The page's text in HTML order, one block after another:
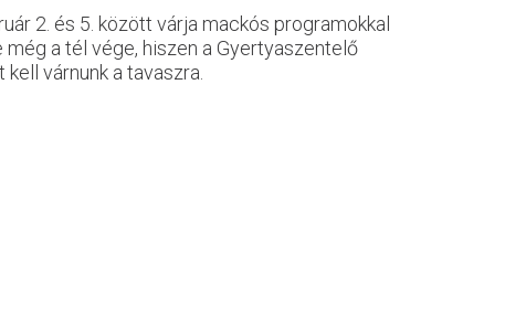
2. és 5. között várja mackós programokkal
a tél vége, hiszen a Gyertyaszentelő
várnunk a tavaszra.